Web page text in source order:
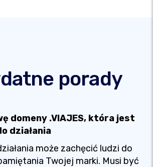
porady
domeny .VIAJES, która jest
działania
może zachęcić ludzi do
Twojej marki. Musi być